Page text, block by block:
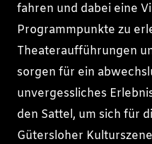
fahren und dabei eine
Programmpunkte zu
Theateraufführungen
sorgen für ein
unvergessliches
den Sattel, um sich für
Gütersloher